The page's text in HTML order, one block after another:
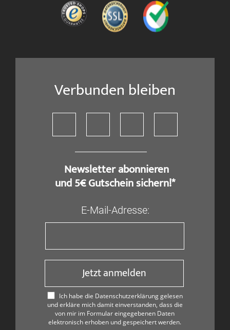
Verbunden bleiben
​ Newsletter abonnieren
und 5€ Gutschein sichern!*
E-Mail-Adresse:
Jetzt anmelden
Ich habe die Datenschutzerklärung gelesen
und erkläre mich damit einverstanden, dass die
von mir im Formular eingegebenen Daten
elektronisch erhoben und gespeichert werden.